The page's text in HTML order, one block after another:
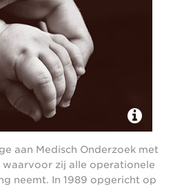
aan Medisch Onderzoek met
zij alle operationele
neemt. In 1989 opgericht op